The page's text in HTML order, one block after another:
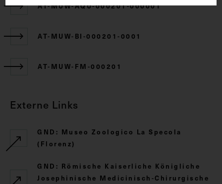
AT-MUW-AQU-000201-000001
AT-MUW-BI-000201-0001
AT-MUW-FM-000201
Externe Links
GND: Museo Zoologico La Specola
(Florenz)
GND: Römische Kaiserliche Königliche
Josephinische Medicinisch-Chirurgische